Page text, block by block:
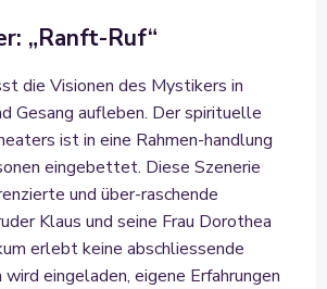
„Ranft-Ruf“
die Visionen des Mystikers in
Gesang aufleben. Der spirituelle
ist in eine Rahmen-handlung
eingebettet. Diese Szenerie
und über-raschende
Klaus und seine Frau Dorothea
erlebt keine abschliessende
eingeladen, eigene Erfahrungen